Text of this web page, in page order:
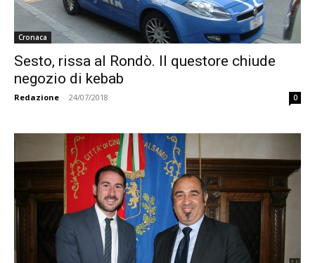
Cronaca
Sesto, rissa al Rondò. Il questore chiude
negozio di kebab
Redazione - 24/07/2018 0